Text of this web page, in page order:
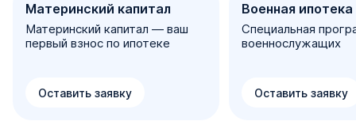
Материнский капитал
Материнский капитал — ваш
первый взнос по ипотеке
Оставить заявку
Военная ипотека
Специальная
военнослужащих
Оставить заявку